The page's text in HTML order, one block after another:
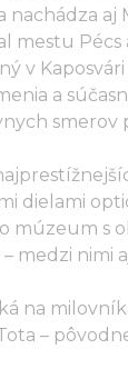
mestu Pécs
v
a
smerov
dielami
múzeum s
medzi nimi
na
–